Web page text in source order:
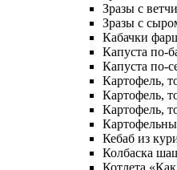
Зразы с
Зразы с
Кабачки
Капуста по-
Капуста по-
Картофель,
Картофель,
Картофель,
Кебаб из
Колбаска
Котлета